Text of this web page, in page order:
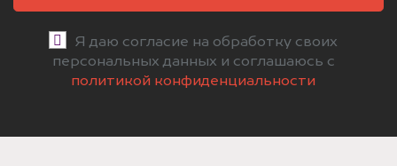
Я даю согласие на обработку своих
персональных данных и соглашаюсь с
политикой конфиденциальности